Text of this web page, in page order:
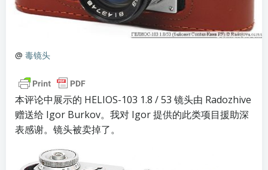
@ 毒镜头
本评论中展示的 HELIOS-103 1.8 / 53 镜头由 Radozhive
赠送给 Igor Burkov。我对 Igor 提供的此类项目援助深
表感谢。镜头被卖掉了。